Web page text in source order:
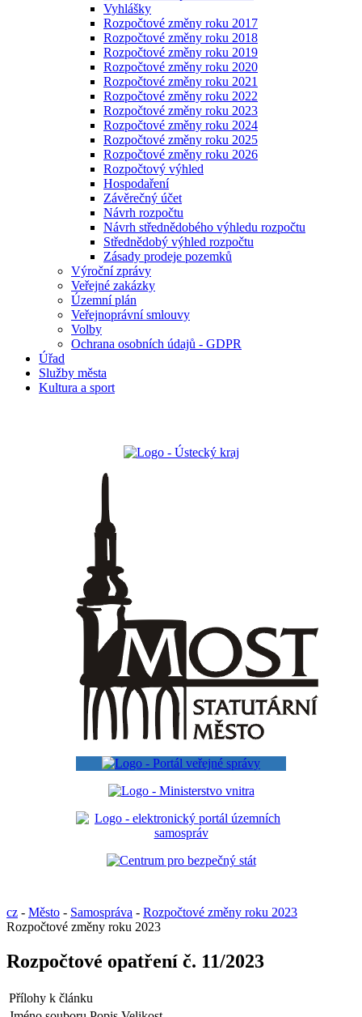
Vyhlášky
Rozpočtové změny roku 2017
Rozpočtové změny roku 2018
Rozpočtové změny roku 2019
Rozpočtové změny roku 2020
Rozpočtové změny roku 2021
Rozpočtové změny roku 2022
Rozpočtové změny roku 2023
Rozpočtové změny roku 2024
Rozpočtové změny roku 2025
Rozpočtové změny roku 2026
Rozpočtový výhled
Hospodaření
Závěrečný účet
Návrh rozpočtu
Návrh střednědobého výhledu rozpočtu
Střednědobý výhled rozpočtu
Zásady prodeje pozemků
Výroční zprávy
Veřejné zakázky
Územní plán
Veřejnoprávní smlouvy
Volby
Ochrana osobních údajů - GDPR
Úřad
Služby města
Kultura a sport
cz - Město - Samospráva - Rozpočtové změny roku 2023
Rozpočtové změny roku 2023
Rozpočtové opatření č. 11/2023
Přílohy k článku